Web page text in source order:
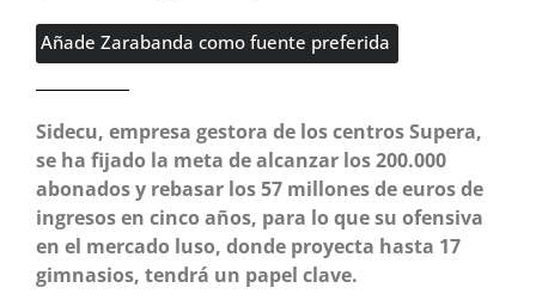
Añade Zarabanda como fuente preferida
Sidecu, empresa gestora de los centros Supera,
se ha fijado la meta de alcanzar los 200.000
abonados y rebasar los 57 millones de euros de
ingresos en cinco años, para lo que su ofensiva
en el mercado luso, donde proyecta hasta 17
gimnasios, tendrá un papel clave.